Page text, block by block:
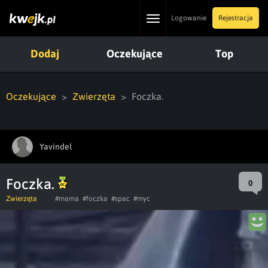
ToggleLogowanie Rejestracja
Dodaj Oczekujące Top
Oczekujące Zwierzęta Foczka.
Yavindel
Foczka. 0
Zwierzęta #mama #foczka #spac #myc